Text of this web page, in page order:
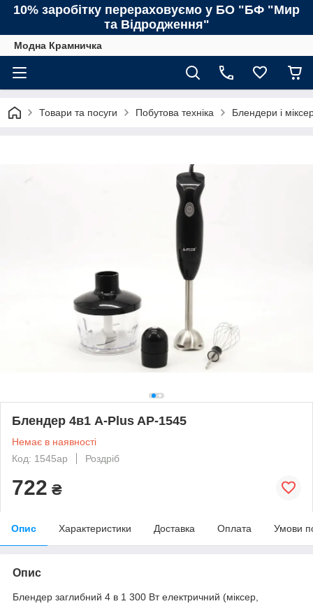
10% заробітку перераховуємо у БО "БФ "Мир
та Відродження"
Модна Крамничка
Товари та посуги Побутова техніка Блендери і
Блендер 4в1 A-Plus AP-1545
Немає в наявності
Код: 1545ap
Роздріб
722 ₴
Опис Характеристики Доставка Оплата Умови
Опис
Блендер заглибний 4 в 1 300 Вт електричний (міксер,